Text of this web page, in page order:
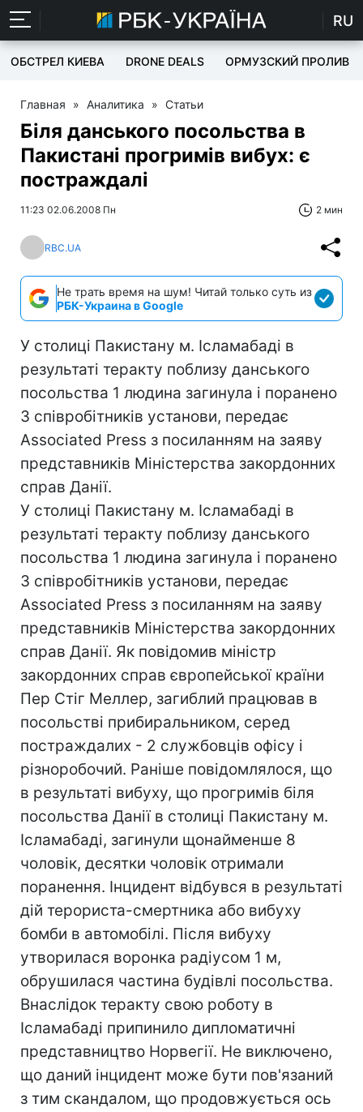
RU
ОБСТРЕЛ КИЕВА DRONE DEALS ОРМУЗСКИЙ ПРОЛИВ
Главная » Аналитика » Статьи
Біля данського посольства в
Пакистані прогримів вибух: є
постраждалі
11:23 02.06.2008 Пн 2 мин
RBC.UA
Не трать время на шум! Читай только суть из
РБК-Украина в Google
У столиці Пакистану м. Ісламабаді в
результаті теракту поблизу данського
посольства 1 людина загинула і поранено
3 співробітників установи, передає
Associated Press з посиланням на заяву
представників Міністерства закордонних
справ Данії.
У столиці Пакистану м. Ісламабаді в
результаті теракту поблизу данського
посольства 1 людина загинула і поранено
3 співробітників установи, передає
Associated Press з посиланням на заяву
представників Міністерства закордонних
справ Данії. Як повідомив міністр
закордонних справ європейської країни
Пер Стіг Меллер, загиблий працював в
посольстві прибиральником, серед
постраждалих - 2 службовців офісу і
різноробочий. Раніше повідомлялося, що
в результаті вибуху, що прогримів біля
посольства Данії в столиці Пакистану м.
Ісламабаді, загинули щонайменше 8
чоловік, десятки чоловік отримали
поранення. Інцидент відбувся в результаті
дій терориста-смертника або вибуху
бомби в автомобілі. Після вибуху
утворилася воронка радіусом 1 м,
обрушилася частина будівлі посольства.
Внаслідок теракту свою роботу в
Ісламабаді припинило дипломатичні
представництво Норвегії. Не виключено,
що даний інцидент може бути пов'язаний
з тим скандалом, що продовжується ось